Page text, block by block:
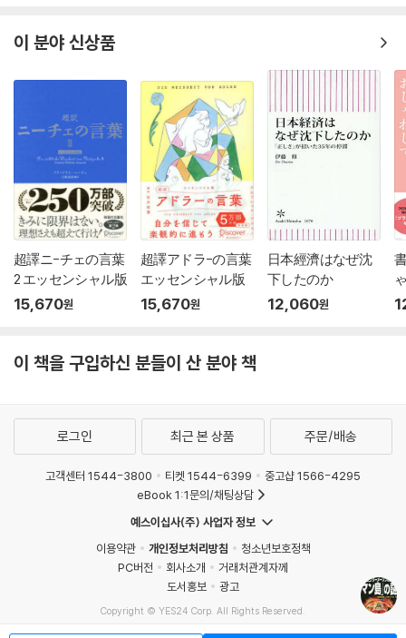
이 분야 신상품
超譯ニ-チェの言葉
2 エッセンシャル版
15,670원
超譯アドラ-の言葉
エッセンシャル版
15,670원
日本經濟はなぜ沈
下したのか
12,060원
이 책을 구입하신 분들이 산 분야 책
로그인 최근 본 상품 주문/배송
고객센터 1544-3800 티켓 1544-6399
중고샵 1566-4295
eBook 1:1문의/채팅상담
예스이십사(주) 사업자 정보
이용약관
개인정보처리방침
청소년보호정책
PC버전
회사소개
거래처관계자께
도서홍보
광고
Copyright © YES24 Corp. All Rights Reserved.